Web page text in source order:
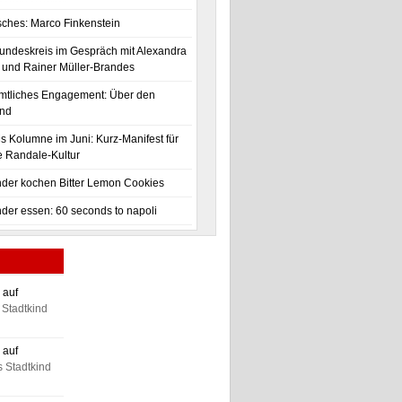
Marco Finkenstein
im Gespräch mit Alexandra
und Rainer Müller-Brandes
Engagement: Über den
Kolumne im Juni: Kurz-Manifest für
Randale-Kultur
kochen Bitter Lemon Cookies
essen: 60 seconds to napoli
auf
auf
Stadtkind